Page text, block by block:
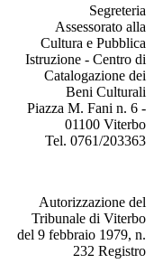
Segreteria
Assessorato alla
Cultura e Pubblica
Istruzione - Centro di
Catalogazione dei
Beni Culturali
Piazza M. Fani n. 6 -
01100 Viterbo
Tel. 0761/203363
Autorizzazione del
Tribunale di Viterbo
del 9 febbraio 1979, n.
232 Registro